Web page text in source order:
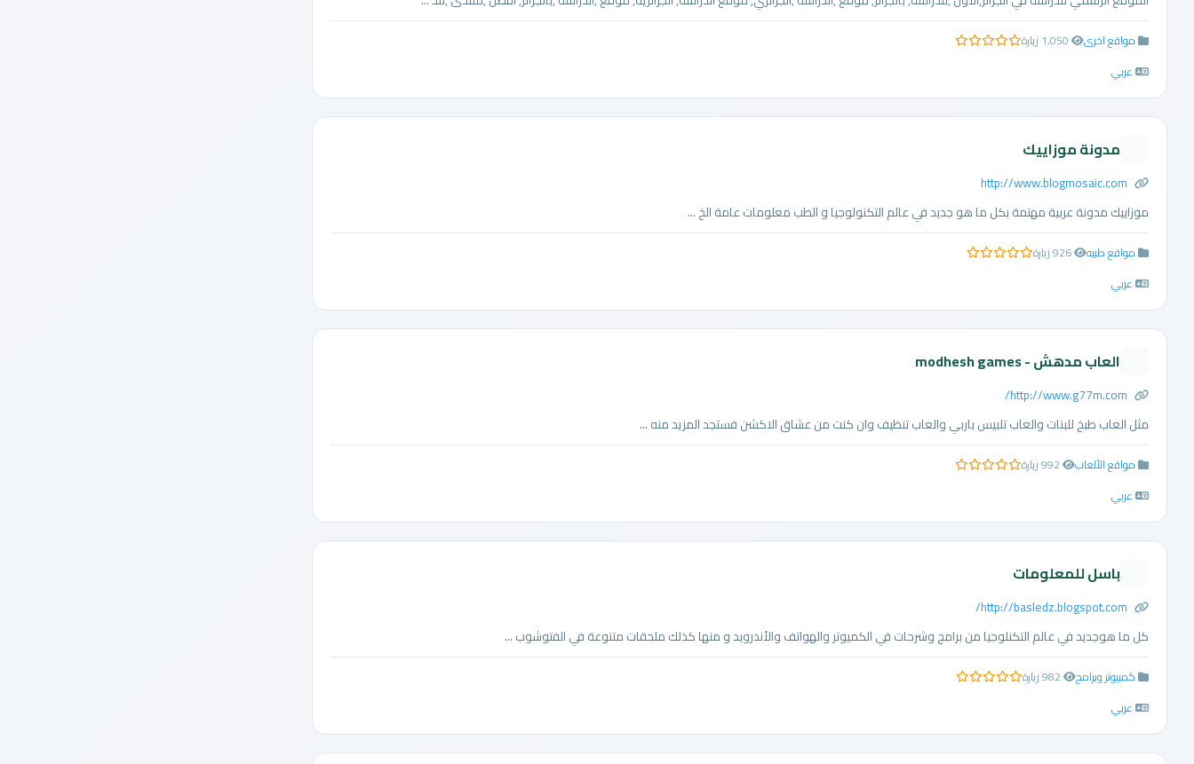
مواقع اخرى 0.0 من 5 نجوم
عربي
مدونة موزاييك
http://www.blogmosaic.com
موزاييك مدونة عربية مهتمة بكل ما هو جديد في عالم التكنولوجيا و الطب معلومات عامة الخ ...
مواقع طبيه 0.0 من 5 نجوم
عربي
العاب مدهش - modhesh games
http://www.g77m.com/
مثل العاب طبخ للبنات والعاب تلبيس باربي والعاب تنظيف وان كنت من عشاق الاكشن فستجد المزيد منه ...
مواقع الألعاب 0.0 من 5 نجوم
عربي
باسل للمعلومات
http://basledz.blogspot.com/
كل ما هوجديد في عالم التكنلوجيا من برامج وشرحات في الكميوتر والهواتف والأندرويد و منها كذلك ملحقات متنوعة في الفتوشوب ...
كمبيوتر وبرامج 0.0 من 5 نجوم
عربي